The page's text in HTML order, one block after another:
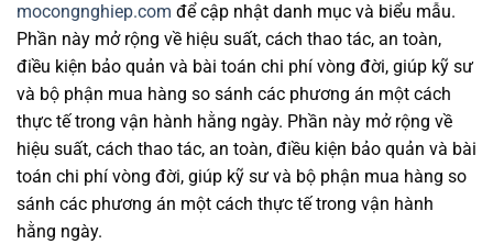
mocongnghiep.com để cập nhật danh mục và biểu mẫu.
Phần này mở rộng về hiệu suất, cách thao tác, an toàn,
điều kiện bảo quản và bài toán chi phí vòng đời, giúp kỹ sư
và bộ phận mua hàng so sánh các phương án một cách
thực tế trong vận hành hằng ngày. Phần này mở rộng về
hiệu suất, cách thao tác, an toàn, điều kiện bảo quản và bài
toán chi phí vòng đời, giúp kỹ sư và bộ phận mua hàng so
sánh các phương án một cách thực tế trong vận hành
hằng ngày.